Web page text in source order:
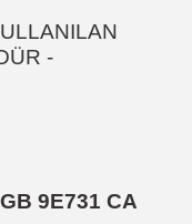
-
9E731 CA